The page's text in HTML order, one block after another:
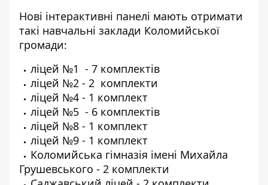
Нові інтерактивні панелі мають отримати
такі навчальні заклади Коломийської
громади:
ліцей №1 - 7 комплектів
ліцей №2 - 2 комплекти
ліцей №4 - 1 комплект
ліцей №5 - 6 комплектів
ліцей №8 - 1 комплект
ліцей №9 - 1 комплект
Коломийська гімназія імені Михайла
Грушевського - 2 комплекти